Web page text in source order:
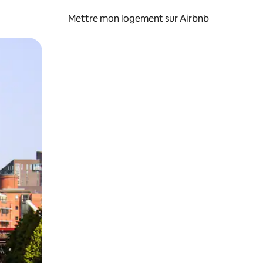
Mettre mon logement sur Airbnb
glisser.